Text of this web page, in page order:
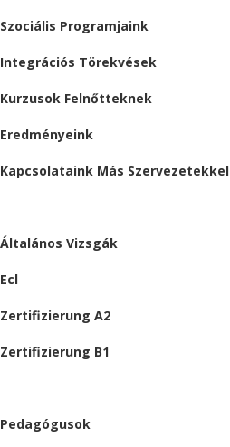
Szociális Programjaink
Integrációs Törekvések
Kurzusok Felnőtteknek
Eredményeink
Kapcsolataink Más Szervezetekkel
Általános Vizsgák
Ecl
Zertifizierung A2
Zertifizierung B1
Pedagógusok